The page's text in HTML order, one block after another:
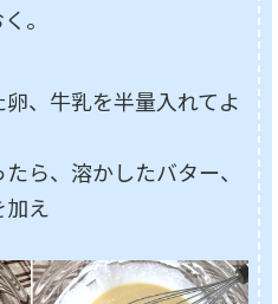
。
、牛乳を半量入れてよ
ら、溶かしたバター、
え